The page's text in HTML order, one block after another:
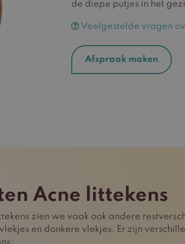
de diepe putjes in het
Veelgestelde vragen
Afspraak maken
Acne littekens
zien we vaak ook andere
en donkere vlekjes. Er zijn